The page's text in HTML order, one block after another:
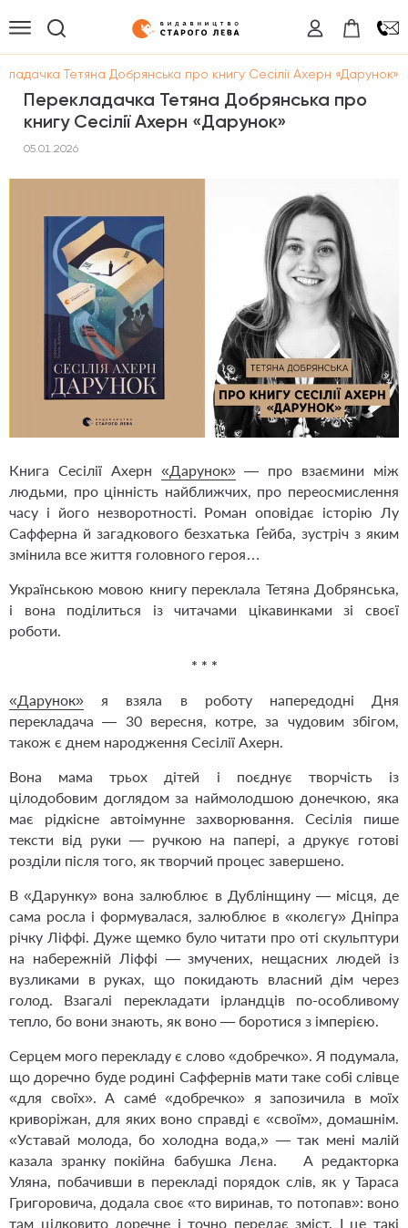
Тетяна Добрянська про книгу Сесілії Ахерн «Дарунок»
Перекладачка Тетяна Добрянська про
книгу Сесілії Ахерн «Дарунок»
05.01.2026
Книга Сесілії Ахерн «Дарунок»— про взаємини між
людьми, про цінність найближчих, про переосмислення
часу і його незворотності. Роман оповідає історію Лу
Сафферна й загадкового безхатька Ґейба, зустріч з яким
змінила все життя головного героя…
Українською мовою книгу переклала Тетяна Добрянська,
і вона поділиться із читачами цікавинками зі своєї
роботи.
* * *
«Дарунок» я взяла в роботу напередодні Дня
перекладача — 30 вересня, котре, за чудовим збігом,
також є днем народження Сесілії Ахерн.
Вона мама трьох дітей і поєднує творчість із
цілодобовим доглядом за наймолодшою донечкою, яка
має рідкісне автоімунне захворювання. Сесілія пише
тексти від руки — ручкою на папері, а друкує готові
розділи після того, як творчий процес завершено.
В «Дарунку» вона залюблює в Дублінщину — місця, де
сама росла і формувалася, залюблює в «колєгу» Дніпра
річку Ліффі. Дуже щемко було читати про оті скульптури
на набережній Ліффі — змучених, нещасних людей із
вузликами в руках, що покидають власний дім через
голод. Взагалі перекладати ірландців по-особливому
тепло, бо вони знають, як воно — боротися з імперією.
Серцем мого перекладу є слово «добречко». Я подумала,
що доречно буде родині Саффернів мати таке собі слівце
«для своїх». А саме́ «добречко» я запозичила в моїх
криворіжан, для яких воно справді є «своїм», домашнім.
«Уставай молода, бо холодна вода,» — так мені малій
казала зранку покійна бабушка Лєна. А редакторка
Уляна, побачивши в перекладі порядок слів, як у Тараса
Григоровича, додала своє «то виринав, то потопав»: воно
там цілковито доречне і точно передає зміст. І це такі